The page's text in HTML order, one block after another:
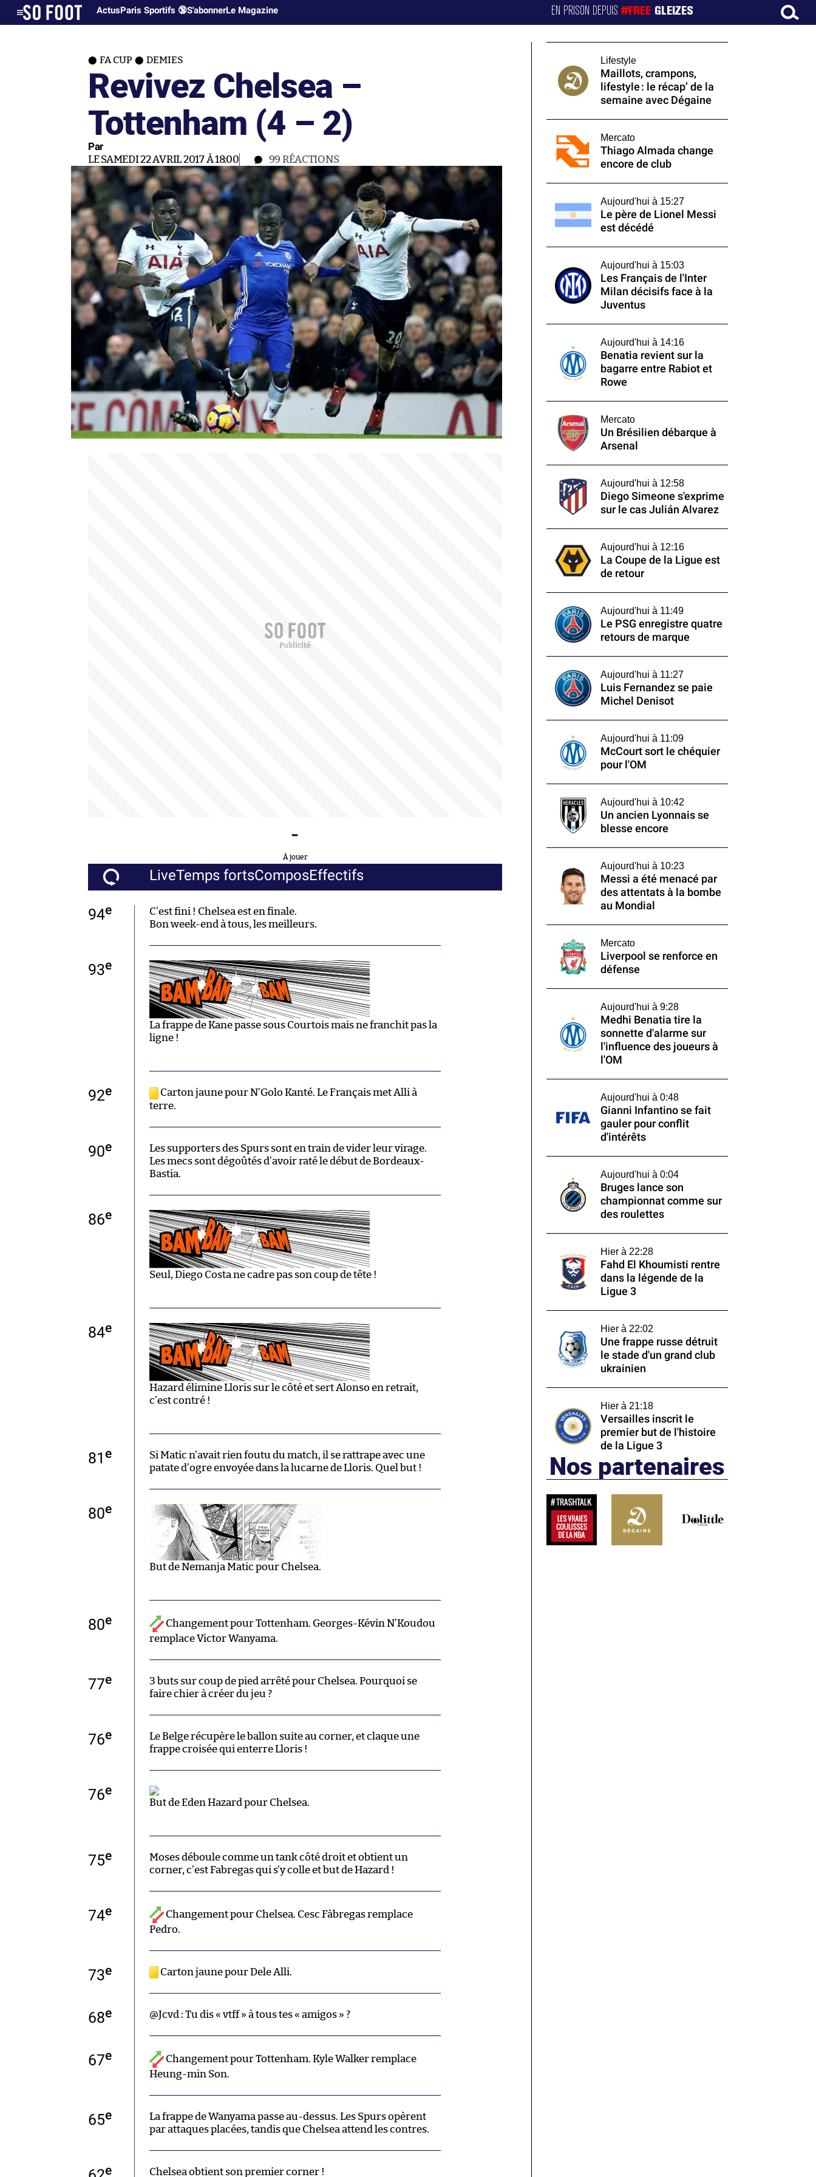
ActusParis Sportifs 🔞S'abonnerLe Magazine EN PRISON DEPUIS#FREE GLEIZES
FA CUP DEMIES
Revivez Chelsea –
Tottenham (4 – 2)
Par
LE SAMEDI 22 AVRIL 2017 À 18:00 99 RÉACTIONS
-
À jouer
LiveTemps fortsComposEffectifs
94e
C’est fini ! Chelsea est en finale.
Bon week-end à tous, les meilleurs.
93e
La frappe de Kane passe sous Courtois mais ne franchit pas la
ligne !
92e
Carton jaune pour N’Golo Kanté. Le Français met Alli à
terre.
90e
Les supporters des Spurs sont en train de vider leur virage.
Les mecs sont dégoûtés d’avoir raté le début de Bordeaux-
Bastia.
86e
Seul, Diego Costa ne cadre pas son coup de tête !
84e
Hazard élimine Lloris sur le côté et sert Alonso en retrait,
c’est contré !
81 e
Si Matic n’avait rien foutu du match, il se rattrape avec une
patate d’ogre envoyée dans la lucarne de Lloris. Quel but !
80e
But de Nemanja Matic pour Chelsea.
80e
Changement pour Tottenham. Georges-Kévin N’Koudou
remplace Victor Wanyama.
77e
3 buts sur coup de pied arrêté pour Chelsea. Pourquoi se
faire chier à créer du jeu ?
76e
Le Belge récupère le ballon suite au corner, et claque une
frappe croisée qui enterre Lloris !
76e
But de Eden Hazard pour Chelsea.
75e
Moses déboule comme un tank côté droit et obtient un
corner, c’est Fabregas qui s’y colle et but de Hazard !
74e
Changement pour Chelsea. Cesc Fàbregas remplace
Pedro.
73e Carton jaune pour Dele Alli.
68e @Jcvd : Tu dis « vtff » à tous tes « amigos » ?
67e
Changement pour Tottenham. Kyle Walker remplace
Heung-min Son.
65e
La frappe de Wanyama passe au-dessus. Les Spurs opèrent
par attaques placées, tandis que Chelsea attend les contres.
e Chelsea obtient son premier corner !
Lifestyle
Maillots, crampons,
lifestyle : le récap’ de la
semaine avec Dégaine
Mercato
Thiago Almada change
encore de club
Aujourd'hui à 15:27
Le père de Lionel Messi
est décédé
Aujourd'hui à 15:03
Les Français de l'Inter
Milan décisifs face à la
Juventus
Aujourd'hui à 14:16
Benatia revient sur la
bagarre entre Rabiot et
Rowe
Mercato
Un Brésilien débarque à
Arsenal
Aujourd'hui à 12:58
Diego Simeone s'exprime
sur le cas Julián Alvarez
Aujourd'hui à 12:16
La Coupe de la Ligue est
de retour
Aujourd'hui à 11:49
Le PSG enregistre quatre
retours de marque
Aujourd'hui à 11:27
Luis Fernandez se paie
Michel Denisot
Aujourd'hui à 11:09
McCourt sort le chéquier
pour l'OM
Aujourd'hui à 10:42
Un ancien Lyonnais se
blesse encore
Aujourd'hui à 10:23
Messi a été menacé par
des attentats à la bombe
au Mondial
Mercato
Liverpool se renforce en
défense
Aujourd'hui à 9:28
Medhi Benatia tire la
sonnette d'alarme sur
l'influence des joueurs à
l'OM
Aujourd'hui à 0:48
Gianni Infantino se fait
gauler pour conflit
d'intérêts
Aujourd'hui à 0:04
Bruges lance son
championnat comme sur
des roulettes
Hier à 22:28
Fahd El Khoumisti rentre
dans la légende de la
Ligue 3
Hier à 22:02
Une frappe russe détruit
le stade d'un grand club
ukrainien
Hier à 21:18
Versailles inscrit le
premier but de l'histoire
de la Ligue 3
Nos partenaires